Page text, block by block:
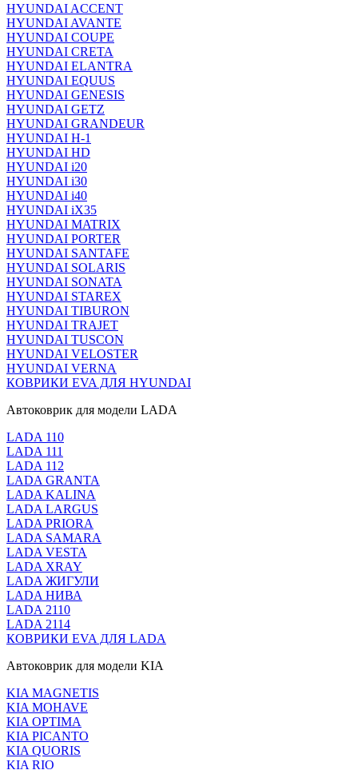
HYUNDAI ACCENT
HYUNDAI AVANTE
HYUNDAI COUPE
HYUNDAI CRETA
HYUNDAI ELANTRA
HYUNDAI EQUUS
HYUNDAI GENESIS
HYUNDAI GETZ
HYUNDAI GRANDEUR
HYUNDAI H-1
HYUNDAI HD
HYUNDAI i20
HYUNDAI i30
HYUNDAI i40
HYUNDAI iX35
HYUNDAI MATRIX
HYUNDAI PORTER
HYUNDAI SANTAFE
HYUNDAI SOLARIS
HYUNDAI SONATA
HYUNDAI STAREX
HYUNDAI TIBURON
HYUNDAI TRAJET
HYUNDAI TUSCON
HYUNDAI VELOSTER
HYUNDAI VERNA
КОВРИКИ EVA ДЛЯ HYUNDAI
Автоковрик для модели LADA
LADA 110
LADA 111
LADA 112
LADA GRANTA
LADA KALINA
LADA LARGUS
LADA PRIORA
LADA SAMARA
LADA VESTA
LADA XRAY
LADA ЖИГУЛИ
LADA НИВА
LADA 2110
LADA 2114
КОВРИКИ EVA ДЛЯ LADA
Автоковрик для модели KIA
KIA MAGNETIS
KIA MOHAVE
KIA OPTIMA
KIA PICANTO
KIA QUORIS
KIA RIO